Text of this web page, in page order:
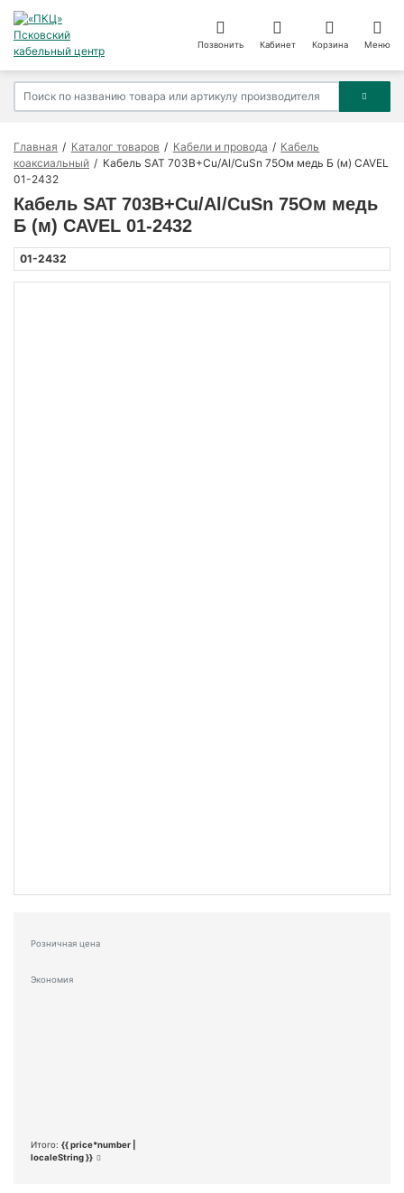
Позвонить Кабинет Корзина Меню
Главная Каталог товаров Кабели и провода
Кабель
коаксиальный
Кабель SAT 703В+Cu/Al/CuSn 75Ом медь Б (м) CAVEL
01-2432
Кабель SAT 703В+Cu/Al/CuSn 75Ом медь
Б (м) CAVEL 01-2432
01-2432
Розничная цена
Экономия
Итого: {{ price*number |
localeString }}